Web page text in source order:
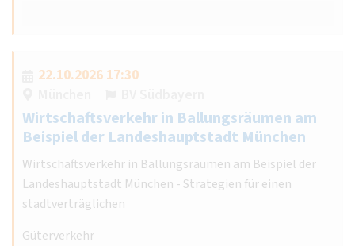
22.10.2026 17:30
Wirtschaftsverkehr in Ballungsräumen am
Beispiel der Landeshauptstadt München
Wirtschaftsverkehr in Ballungsräumen am Beispiel der
Landeshauptstadt München - Strategien für einen
stadtverträglichen
Güterverkehr